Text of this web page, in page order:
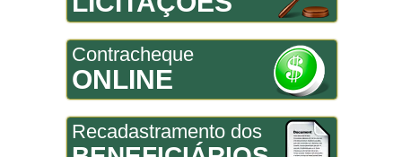
Contracheque
ONLINE
Recadastramento dos